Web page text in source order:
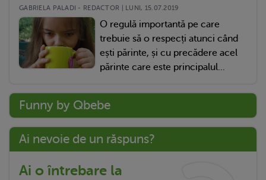
GABRIELA PALADI - REDACTOR | LUNI, 15.07.2019
O regulă importantă pe care
trebuie să o respecți atunci când
ești părinte, și cu precădere acel
părinte care este principalul...
Funny by Qbebe
Ai nevoie de un răspuns?
Ai o întrebare la